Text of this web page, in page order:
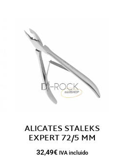
ALICATES STALEKS
EXPERT 72/5 MM
32,49€ IVA incluido